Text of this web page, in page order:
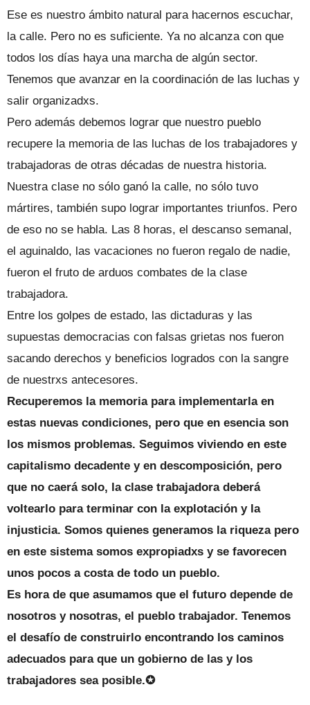
Ese es nuestro ámbito natural para hacernos escuchar,
la calle. Pero no es suficiente. Ya no alcanza con que
todos los días haya una marcha de algún sector.
Tenemos que avanzar en la coordinación de las luchas y
salir organizadxs.
Pero además debemos lograr que nuestro pueblo
recupere la memoria de las luchas de los trabajadores y
trabajadoras de otras décadas de nuestra historia.
Nuestra clase no sólo ganó la calle, no sólo tuvo
mártires, también supo lograr importantes triunfos. Pero
de eso no se habla. Las 8 horas, el descanso semanal,
el aguinaldo, las vacaciones no fueron regalo de nadie,
fueron el fruto de arduos combates de la clase
trabajadora.
Entre los golpes de estado, las dictaduras y las
supuestas democracias con falsas grietas nos fueron
sacando derechos y beneficios logrados con la sangre
de nuestrxs antecesores.
Recuperemos la memoria para implementarla en
estas nuevas condiciones, pero que en esencia son
los mismos problemas. Seguimos viviendo en este
capitalismo decadente y en descomposición, pero
que no caerá solo, la clase trabajadora deberá
voltearlo para terminar con la explotación y la
injusticia. Somos quienes generamos la riqueza pero
en este sistema somos expropiadxs y se favorecen
unos pocos a costa de todo un pueblo.
Es hora de que asumamos que el futuro depende de
nosotros y nosotras, el pueblo trabajador. Tenemos
el desafío de construirlo encontrando los caminos
adecuados para que un gobierno de las y los
trabajadores sea posible.✪